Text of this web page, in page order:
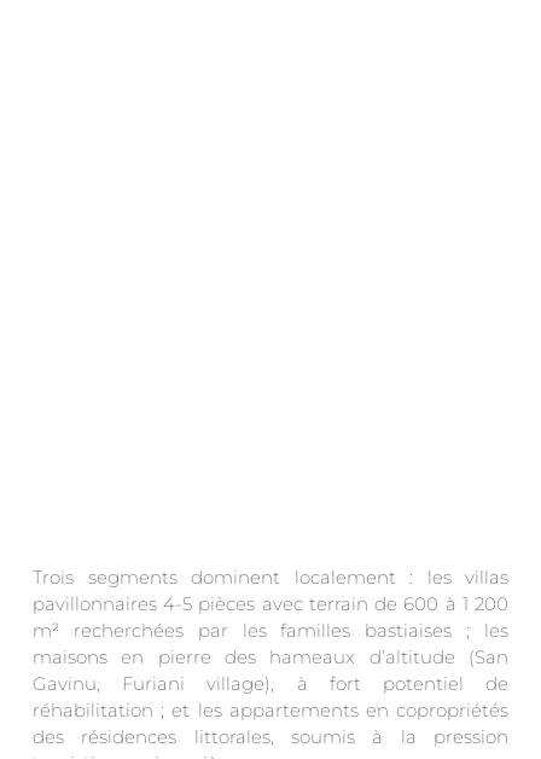
Trois segments dominent localement : les villas
pavillonnaires 4-5 pièces avec terrain de 600 à 1 200
m² recherchées par les familles bastiaises ; les
maisons en pierre des hameaux d’altitude (San
Gavinu, Furiani village), à fort potentiel de
réhabilitation ; et les appartements en copropriétés
des résidences littorales, soumis à la pression